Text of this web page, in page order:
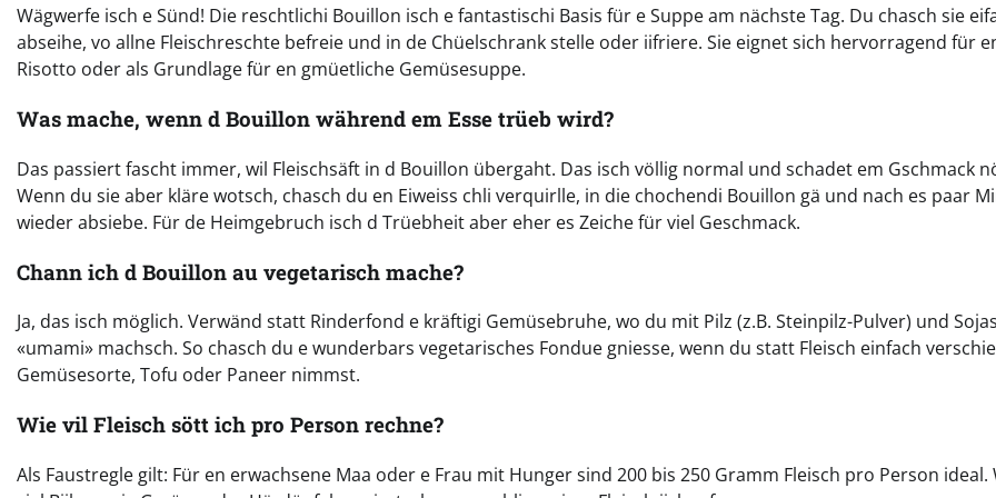
Wägwerfe isch e Sünd! Die reschtlichi Bouillon isch e fantastischi Basis für e Suppe am nächste Tag. Du chasch sie
abseihe, vo allne Fleischreschte befreie und in de Chüelschrank stelle oder iifriere. Sie eignet sich hervorragend für
Risotto oder als Grundlage für en gmüetliche Gemüsesuppe.
Was mache, wenn d Bouillon während em Esse trüeb wird?
Das passiert fascht immer, wil Fleischsäft in d Bouillon übergaht. Das isch völlig normal und schadet em Gschmack
Wenn du sie aber kläre wotsch, chasch du en Eiweiss chli verquirlle, in die chochendi Bouillon gä und nach es paar
wieder absiebe. Für de Heimgebruch isch d Trüebheit aber eher es Zeiche für viel Geschmack.
Chann ich d Bouillon au vegetarisch mache?
Ja, das isch möglich. Verwänd statt Rinderfond e kräftigi Gemüsebruhe, wo du mit Pilz (z.B. Steinpilz-Pulver) und
«umami» machsch. So chasch du e wunderbars vegetarisches Fondue gniesse, wenn du statt Fleisch einfach
Gemüsesorte, Tofu oder Paneer nimmst.
Wie vil Fleisch sött ich pro Person rechne?
Als Faustregle gilt: Für en erwachsene Maa oder e Frau mit Hunger sind 200 bis 250 Gramm Fleisch pro Person ideal.